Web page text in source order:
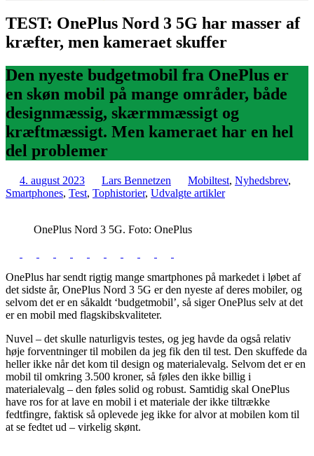
TEST: OnePlus Nord 3 5G har masser af
kræfter, men kameraet skuffer
Den nyeste budgetmobil fra OnePlus er
en skøn mobil på mange områder, både
designmæssig, skærmmæssigt og
kræftmæssigt. Men kameraet har en hel
del problemer
4. august 2023 Lars Bennetzen Mobiltest, Nyhedsbrev,
Smartphones, Test, Tophistorier, Udvalgte artikler
OnePlus Nord 3 5G. Foto: OnePlus
OnePlus har sendt rigtig mange smartphones på markedet i løbet af
det sidste år, OnePlus Nord 3 5G er den nyeste af deres mobiler, og
selvom det er en såkaldt ‘budgetmobil’, så siger OnePlus selv at det
er en mobil med flagskibskvaliteter.
Nuvel – det skulle naturligvis testes, og jeg havde da også relativ
høje forventninger til mobilen da jeg fik den til test. Den skuffede da
heller ikke når det kom til design og materialevalg. Selvom det er en
mobil til omkring 3.500 kroner, så føles den ikke billig i
materialevalg – den føles solid og robust. Samtidig skal OnePlus
have ros for at lave en mobil i et materiale der ikke tiltrække
fedtfingre, faktisk så oplevede jeg ikke for alvor at mobilen kom til
at se fedtet ud – virkelig skønt.